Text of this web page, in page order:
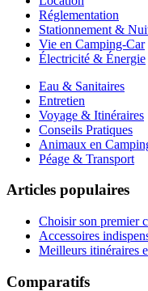
Réglementation
Stationnement &
Vie en Camping-Car
Électricité & Énergie
Eau & Sanitaires
Entretien
Voyage & Itinéraires
Conseils Pratiques
Animaux en
Péage & Transport
Articles populaires
Choisir son premier
Accessoires
Meilleurs itinéraires
Comparatifs